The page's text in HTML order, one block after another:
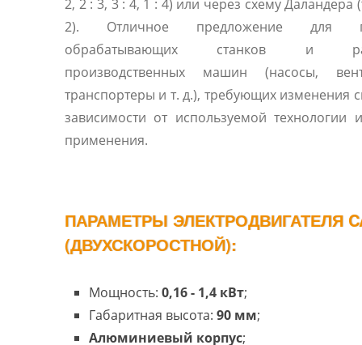
2, 2 : 3, 3 : 4, 1 : 4) или через схему Даландера
2). Отличное предложение для
обрабатывающих станков и
производственных машин (насосы,
транспортеры и т. д.), требующих изменения
зависимости от используемой технологии
применения.
ПАРАМЕТРЫ ЭЛЕКТРОДВИГАТЕЛЯ
(ДВУХСКОРОСТНОЙ):
Мощность: 0,16- 1,4 кВт;
Габаритная высота: 90 мм;
Алюминиевый корпус;